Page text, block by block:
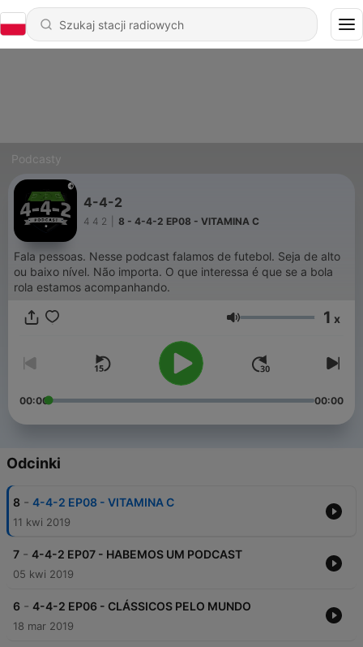
Podcasty
4-4-2
4 4 2 8 - 4-4-2 EP08 - VITAMINA C
Fala pessoas. Nesse podcast falamos de futebol. Seja de alto
ou baixo nível. Não importa. O que interessa é que se a bola
rola estamos acompanhando.
Głośność 1 x
00:00 00:00
Odcinki
8 - 4-4-2 EP08 - VITAMINA C
11 kwi 2019
7 - 4-4-2 EP07 - HABEMOS UM PODCAST
05 kwi 2019
6 - 4-4-2 EP06 - CLÁSSICOS PELO MUNDO
18 mar 2019